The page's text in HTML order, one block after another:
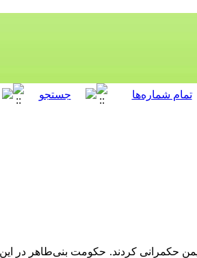
کردند. حکومت بنی‌طاهر در این